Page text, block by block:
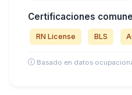
Certificaciones
RN License BLS
Basado en datos